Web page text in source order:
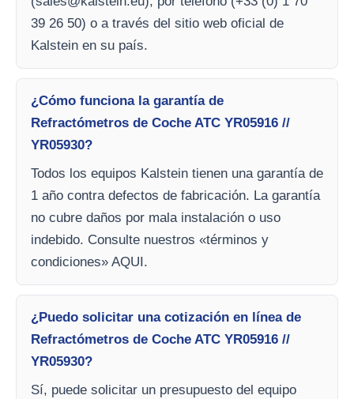
39 26 50) o a través del sitio web oficial de
Kalstein en su país.
¿Cómo funciona la garantía de
Refractómetros de Coche ATC YR05916 //
YR05930?
Todos los equipos Kalstein tienen una garantía de
1 año contra defectos de fabricación. La garantía
no cubre daños por mala instalación o uso
indebido. Consulte nuestros «términos y
condiciones» AQUI.
¿Puedo solicitar una cotización en línea de
Refractómetros de Coche ATC YR05916 //
YR05930?
Sí, puede solicitar un presupuesto del equipo